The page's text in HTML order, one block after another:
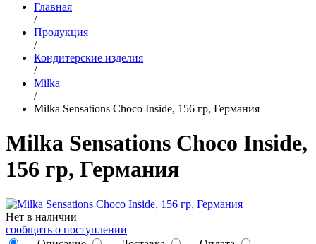
Главная
/
Продукция
/
Кондитерские изделия
/
Milka
/
Milka Sensations Choco Inside, 156 гр, Германия
Milka Sensations Choco Inside,
156 гр, Германия
Нет в наличии
сообщить о поступлении